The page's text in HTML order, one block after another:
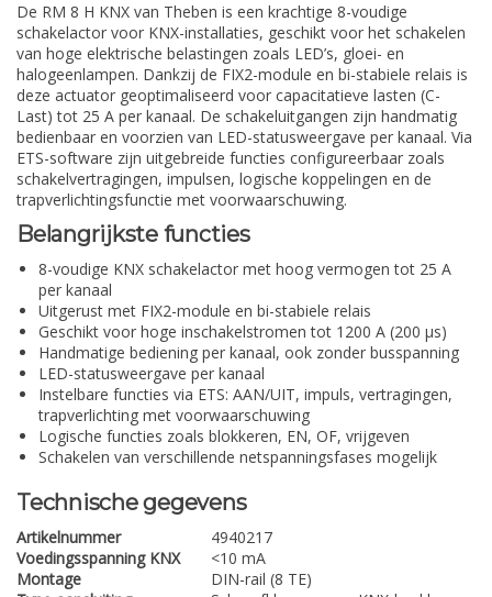
De RM 8 H KNX van Theben is een krachtige 8-voudige
schakelactor voor KNX-installaties, geschikt voor het schakelen
van hoge elektrische belastingen zoals LED’s, gloei- en
halogeenlampen. Dankzij de FIX2-module en bi-stabiele relais is
deze actuator geoptimaliseerd voor capacitatieve lasten (C-
Last) tot 25 A per kanaal. De schakeluitgangen zijn handmatig
bedienbaar en voorzien van LED-statusweergave per kanaal. Via
ETS-software zijn uitgebreide functies configureerbaar zoals
schakelvertragingen, impulsen, logische koppelingen en de
trapverlichtingsfunctie met voorwaarschuwing.
Belangrijkste functies
8-voudige KNX schakelactor met hoog vermogen tot 25 A
per kanaal
Uitgerust met FIX2-module en bi-stabiele relais
Geschikt voor hoge inschakelstromen tot 1200 A (200 µs)
Handmatige bediening per kanaal, ook zonder busspanning
LED-statusweergave per kanaal
Instelbare functies via ETS: AAN/UIT, impuls, vertragingen,
trapverlichting met voorwaarschuwing
Logische functies zoals blokkeren, EN, OF, vrijgeven
Schakelen van verschillende netspanningsfases mogelijk
Technische gegevens
Artikelnummer
4940217
Voedingsspanning KNX
<10 mA
Montage
DIN-rail (8 TE)